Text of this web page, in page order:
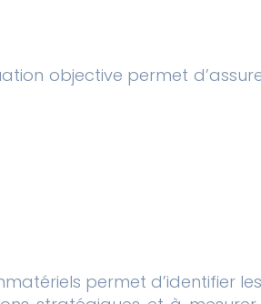
objective permet
permet d’identifier